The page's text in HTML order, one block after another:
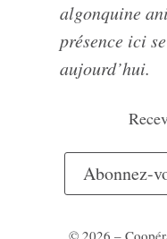
algonquine
présence ici
aujourd’hui.
Abonnez-
© 2026 –